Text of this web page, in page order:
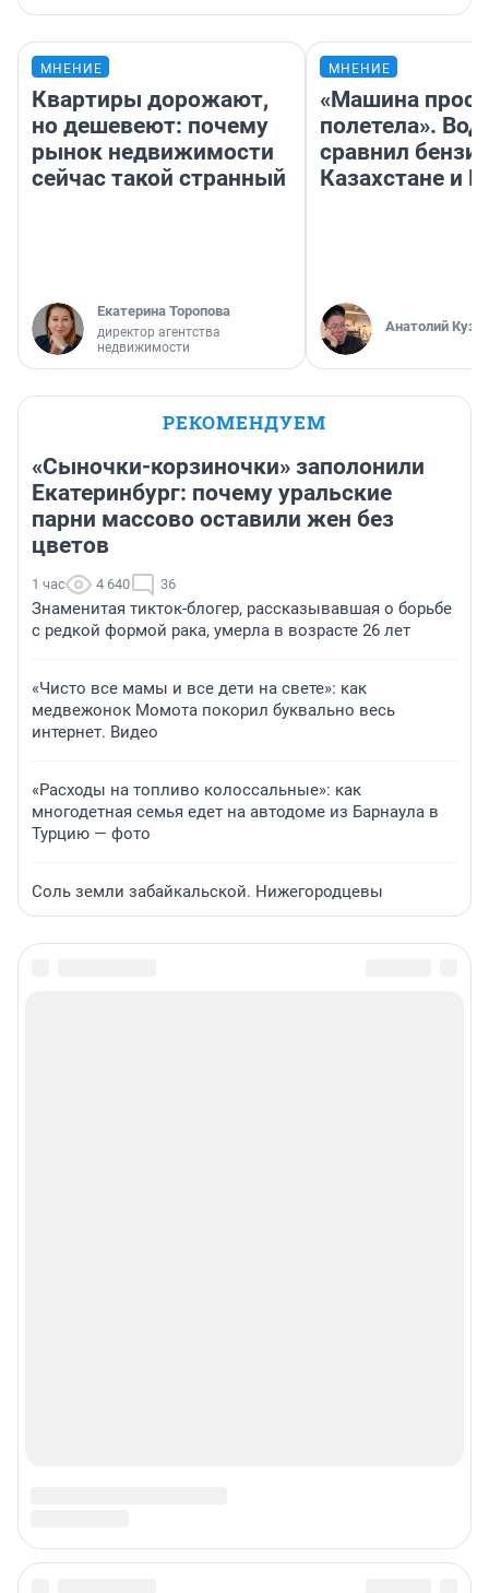
МНЕНИЕ
Квартиры дорожают,
но дешевеют: почему
рынок недвижимости
сейчас такой странный
Екатерина Торопова
директор агентства
недвижимости
МНЕНИЕ
«Машина
полетела».
сравнил
Казахстане и
Анатолий
РЕКОМЕНДУЕМ
«Сыночки-корзиночки» заполонили
Екатеринбург: почему уральские
парни массово оставили жен без
цветов
1 час 4 640 36
Знаменитая тикток-блогер, рассказывавшая о борьбе
с редкой формой рака, умерла в возрасте 26 лет
«Чисто все мамы и все дети на свете»: как
медвежонок Момота покорил буквально весь
интернет. Видео
«Расходы на топливо колоссальные»: как
многодетная семья едет на автодоме из Барнаула в
Турцию — фото
Соль земли забайкальской. Нижегородцевы